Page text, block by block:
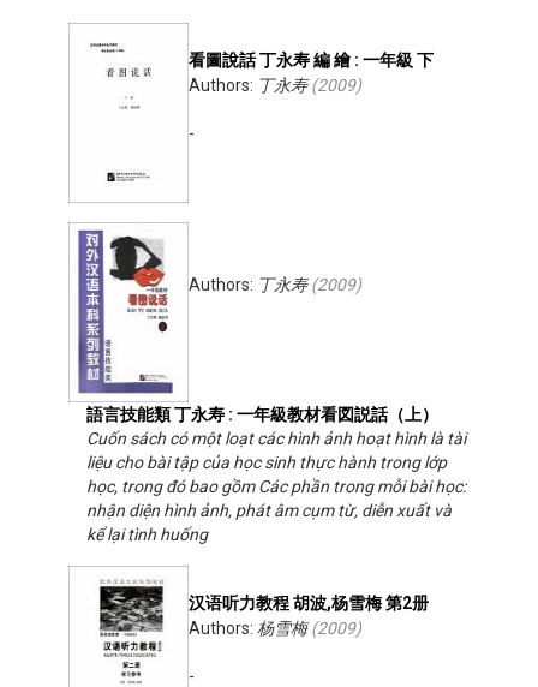
看圖說話 丁永寿 編 繪 : 一年級 下
Authors: 丁永寿(2009)
-
語言技能類 丁永寿 : 一年級教材看図説話（上）
Authors: 丁永寿(2009)
Cuốn sách có một loạt các hình ảnh hoạt hình là tài
liệu cho bài tập của học sinh thực hành trong lớp
học, trong đó bao gồm Các phần trong mỗi bài học:
nhận diện hình ảnh, phát âm cụm từ, diễn xuất và
kể lại tình huống
汉语听力教程 胡波,杨雪梅 第2册
Authors: 杨雪梅(2009)
-